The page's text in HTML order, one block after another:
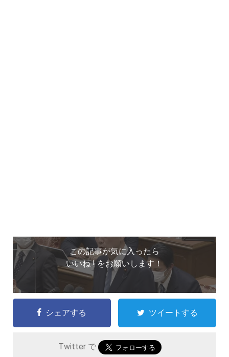
この記事が気に入ったら
いいね ! をお願いします！
シェアする ツイートする
Twitter で